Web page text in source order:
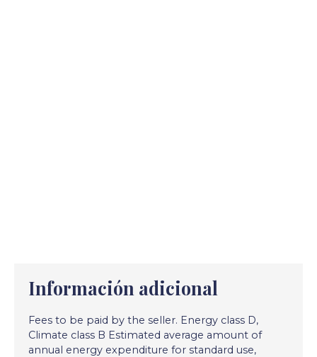
Información adicional
Fees to be paid by the seller. Energy class D,
Climate class B Estimated average amount of
annual energy expenditure for standard use,